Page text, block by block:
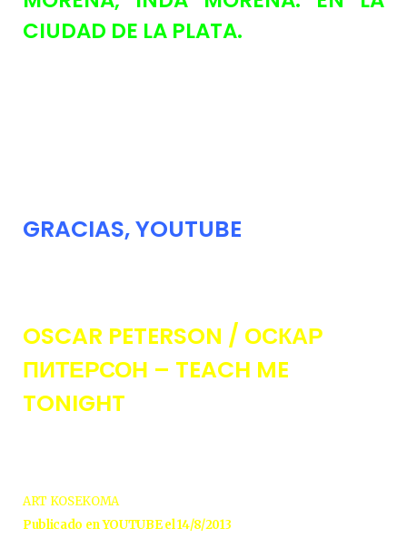
CIUDAD DE LA PLATA.
GRACIAS, YOUTUBE
OSCAR PETERSON / ОСКАР
ПИТЕРСОН – TEACH ME
TONIGHT
ART KOSEKOMA
Publicado en YOUTUBE el 14/8/2013